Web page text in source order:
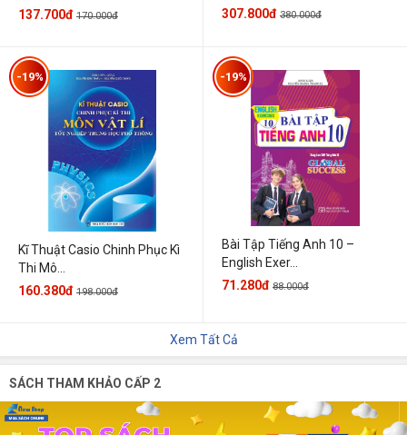
137.700đ 170.000đ 307.800đ 380.000đ
Kĩ Thuật Casio Chinh Phục Kì
Thi Mô...
-19%
160.380đ 198.000đ
Bài Tập Tiếng Anh 10 –
English Exer...
-19%
71.280đ 88.000đ
Xem Tất Cả
SÁCH THAM KHẢO CẤP 2